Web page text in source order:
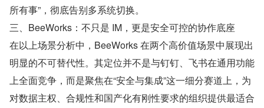
所有事”，彻底告别多系统切换。
三、BeeWorks：不只是 IM，更是安全可控的协作底座
在以上场景分析中，BeeWorks 在两个高价值场景中展现出
明显的不可替代性。其定位并不是与钉钉、飞书在通用功能
上全面竞争，而是聚焦在“安全与集成”这一细分赛道上，为
对数据主权、合规性和国产化有刚性要求的组织提供最适合